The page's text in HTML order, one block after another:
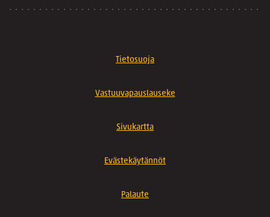
Tietosuoja
Vastuuvapauslauseke
Sivukartta
Evästekäytännöt
Palaute